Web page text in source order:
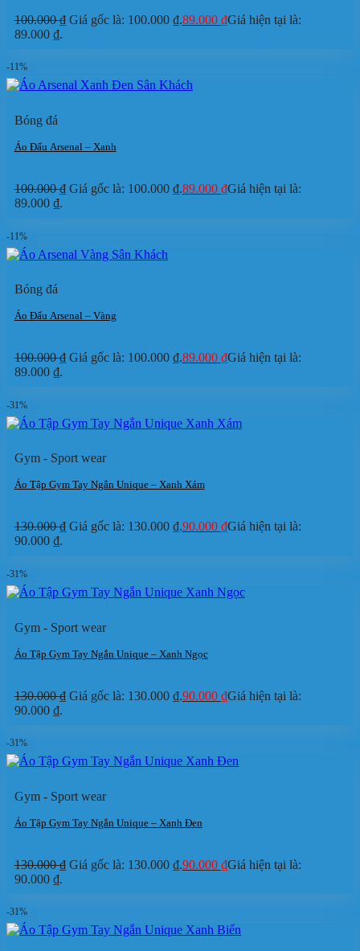
100.000₫ Giá gốc là: 100.000 ₫.89.000 ₫Giá hiện tại là:
89.000 ₫.
-11%
Bóng đá
Áo Đấu Arsenal – Xanh
100.000₫ Giá gốc là: 100.000 ₫.89.000 ₫Giá hiện tại là:
89.000 ₫.
-11%
Bóng đá
Áo Đấu Arsenal – Vàng
100.000₫ Giá gốc là: 100.000 ₫.89.000 ₫Giá hiện tại là:
89.000 ₫.
-31%
Gym - Sport wear
Áo Tập Gym Tay Ngắn Unique – Xanh Xám
130.000₫ Giá gốc là: 130.000 ₫.90.000 ₫Giá hiện tại là:
90.000 ₫.
-31%
Gym - Sport wear
Áo Tập Gym Tay Ngắn Unique – Xanh Ngọc
130.000₫ Giá gốc là: 130.000 ₫.90.000 ₫Giá hiện tại là:
90.000 ₫.
-31%
Gym - Sport wear
Áo Tập Gym Tay Ngắn Unique – Xanh Đen
130.000₫ Giá gốc là: 130.000 ₫.90.000 ₫Giá hiện tại là:
90.000 ₫.
-31%